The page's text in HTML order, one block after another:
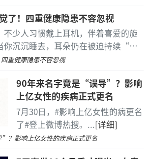
步的微创摘镜技术下沉，让江淮本
口即可享受标准化、高品质的前沿屈
安徽省眼健康事业高质量发展。
有风险，选择需谨慎！此文仅供参
了！四重健康隐患不容忽视
不少人习惯戴上耳机，伴着喜爱的旋
你沉沉睡去，耳朵仍在被迫持续“加
重健康隐患不容忽视
90年来名字竟是“误导”？影响
上亿女性的疾病正式更名
7月30日，#影响上亿女性的病更名
了#登上微博热搜。 ...[详细]
？影响上亿女性的疾病正式更名